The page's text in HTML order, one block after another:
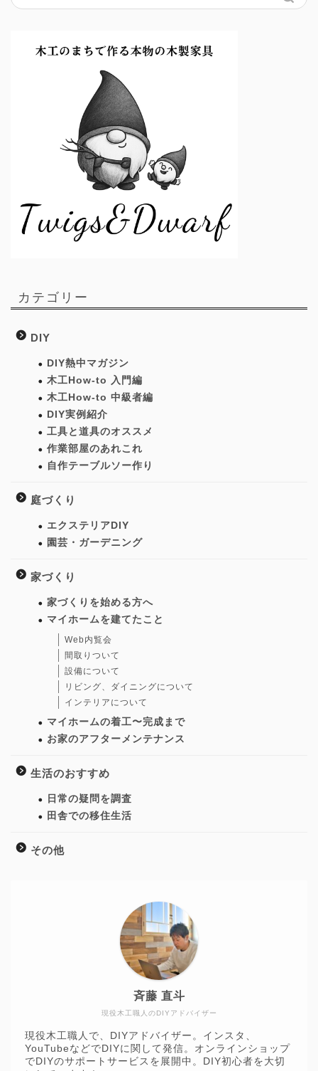
カテゴリー
DIY
DIY熱中マガジン
木工How-to 入門編
木工How-to 中級者編
DIY実例紹介
工具と道具のオススメ
作業部屋のあれこれ
自作テーブルソー作り
庭づくり
エクステリアDIY
園芸・ガーデニング
家づくり
家づくりを始める方へ
マイホームを建てたこと
Web内覧会
間取りついて
設備について
リビング、ダイニングについて
インテリアについて
マイホームの着工〜完成まで
お家のアフターメンテナンス
生活のおすすめ
日常の疑問を調査
田舎での移住生活
その他
現役木工職人のDIYアドバイザー
斉藤 直斗
現役木工職人で、DIYアドバイザー。インスタ、
YouTubeなどでDIYに関して発信。オンラインショップ
でDIYのサポートサービスを展開中。DIY初心者を大切
庭づくり